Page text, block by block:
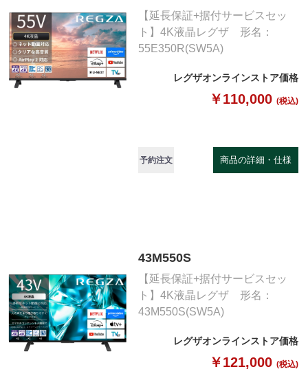
【延長保証+据付サービスセッ
ト】4K液晶レグザ 形名：
55E350R(SW5A)
レグザオンラインストア価格
￥110,000 (税込)
予約注文 商品の詳細・仕様
43M550S
【延長保証+据付サービスセッ
ト】4K液晶レグザ 形名：
43M550S(SW5A)
レグザオンラインストア価格
￥121,000 (税込)